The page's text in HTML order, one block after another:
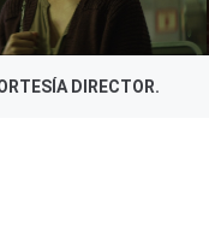
DIRECTOR.